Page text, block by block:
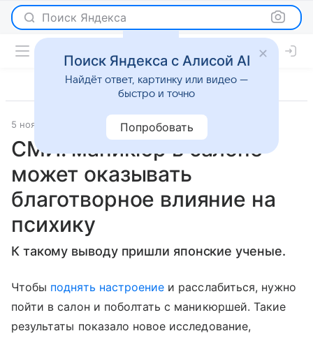
Поиск Яндекса
5 ноября 2023 Psychologies.ru Новости
СМИ: маникюр в салоне
может оказывать
благотворное влияние на
психику
К такому выводу пришли японские ученые.
Чтобы поднять настроение и расслабиться, нужно
пойти в салон и поболтать с маникюршей. Такие
результаты показало новое исследование,
Поиск Яндекса с Алисой AI
Найдёт ответ, картинку или видео —
быстро и точно
Попробовать